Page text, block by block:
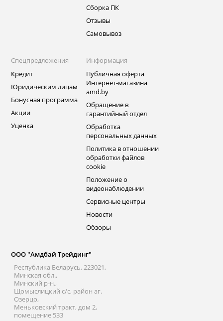
Сборка ПК
Отзывы
Самовывоз
Спецпредложения
Кредит
Юридическим лицам
Бонусная программа
Акции
Уценка
Информация
Публичная оферта
Интернет-магазина
amd.by
Обращение в
гарантийный отдел
Обработка
персональных данных
Политика в отношении
обработки файлов
cookie
Положение о
видеонаблюдении
Сервисные центры
Новости
Обзоры
ООО "Амдбай Трейдинг"
Республика Беларусь, 223021,
Минская обл.,
Минский р-н.,
Щомыслицкий с/с, район аг.
Озерцо,
Меньковский тракт, дом 2,
помещение 533